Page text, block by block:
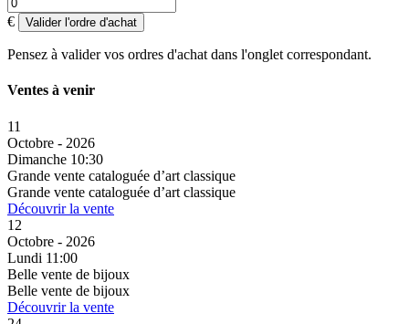
€ Valider l'ordre d'achat
Pensez à valider vos ordres d'achat dans l'onglet correspondant.
Ventes à venir
11
Octobre - 2026
Dimanche 10:30
Grande vente cataloguée d’art classique
Grande vente cataloguée d’art classique
Découvrir la vente
12
Octobre - 2026
Lundi 11:00
Belle vente de bijoux
Belle vente de bijoux
Découvrir la vente